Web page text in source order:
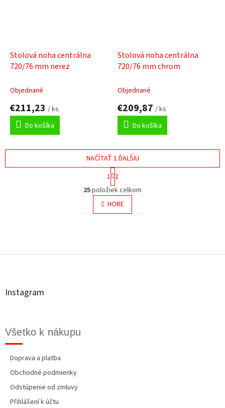
Stolová noha centrálna
720/76 mm nerez
Objednané
€211,23 / ks
Do košíka
Stolová noha centrálna
720/76 mm chrom
Objednané
€209,87 / ks
Do košíka
O
v
l
á
i
NAČÍTAŤ 1 ĎALŠIU
S
t
r
á
n
k
i
1 2
25položiek celkom
HORE
á
Instagram
Všetko k nákupu
Doprava a platba
Obchodné podmienky
Odstúpenie od zmluvy
Přihlášení k účtu